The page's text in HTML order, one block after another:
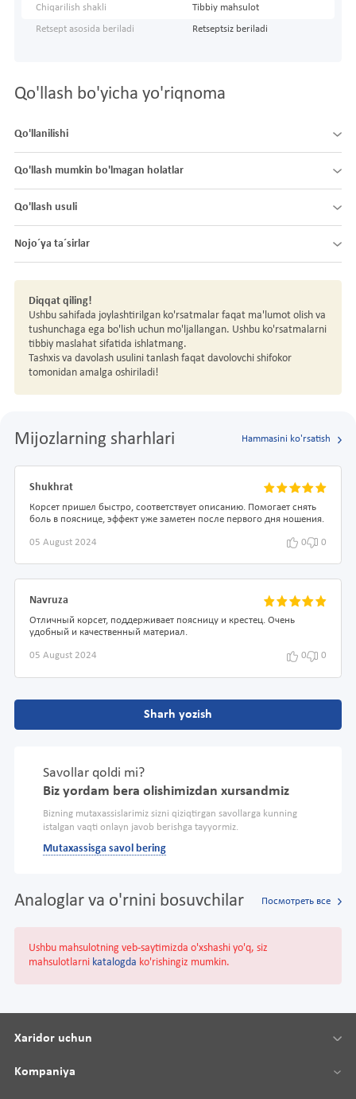
Chiqarilish shakli Tibbiy mahsulot
Retsept asosida beriladi Retseptsiz beriladi
Qo'llash bo'yicha yo'riqnoma
Qo'llanilishi
Qo'llash mumkin bo'lmagan holatlar
Qo'llash usuli
Nojo´ya ta´sirlar
Diqqat qiling!
Ushbu sahifada joylashtirilgan ko'rsatmalar faqat ma'lumot olish va
tushunchaga ega bo'lish uchun mo'ljallangan. Ushbu ko'rsatmalarni
tibbiy maslahat sifatida ishlatmang.
Tashxis va davolash usulini tanlash faqat davolovchi shifokor
tomonidan amalga oshiriladi!
Mijozlarning sharhlari Hammasini ko'rsatish
Shukhrat
Корсет пришел быстро, соответствует описанию. Помогает снять
боль в пояснице, эффект уже заметен после первого дня ношения.
05 August 2024 0 0
Navruza
Отличный корсет, поддерживает поясницу и крестец. Очень
удобный и качественный материал.
05 August 2024 0 0
Sharh yozish
Savollar qoldi mi?
Biz yordam bera olishimizdan xursandmiz
Bizning mutaxassislarimiz sizni qiziqtirgan savollarga kunning
istalgan vaqti onlayn javob berishga tayyormiz.
Mutaxassisga savol bering
Analoglar va o'rnini bosuvchilar Посмотреть все
Ushbu mahsulotning veb-saytimizda o'xshashi yo'q, siz
mahsulotlarni katalogda ko'rishingiz mumkin.
Xaridor uchun
Kompaniya